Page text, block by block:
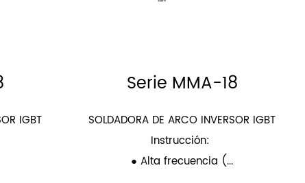
IGBT
Serie MMA-18
SOLDADORA DE ARCO INVERSOR IGBT
Instrucción:
● Alta frecuencia (...